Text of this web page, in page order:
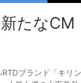
たなCM
ブランド「キリ